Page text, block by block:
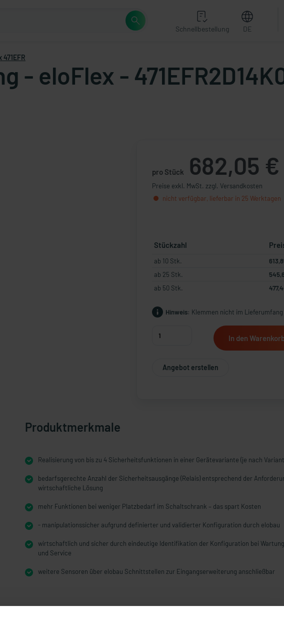
Schnellbestellung DE
471EFR
- eloFlex -
pro Stück 682,05 €
Preise exkl. MwSt. zzgl. Versandkosten
nicht verfügbar, lieferbar in 25 Werktagen
Stückzahl
ab 10 Stk.
ab 25 Stk.
ab 50 Stk.
Hinweis: Klemmen nicht im
In den
Angebot erstellen
Produktmerkmale
Realisierung von bis zu 4 Sicherheitsfunktionen in einer Gerätevariante (je nach
bedarfsgerechte Anzahl der Sicherheitsausgänge (Relais) entsprechend der
wirtschaftliche Lösung
mehr Funktionen bei weniger Platzbedarf im Schaltschrank – das spart Kosten
- manipulationssicher aufgrund definierter und validierter Konfiguration durch elobau
wirtschaftlich und sicher durch eindeutige Identifikation der Konfiguration bei
und Service
weitere Sensoren über elobau Schnittstellen zur Eingangserweiterung anschließbar